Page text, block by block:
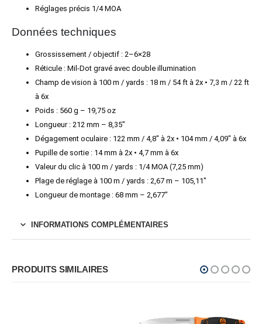
Réglages précis 1/4 MOA
Données techniques
Grossissement / objectif : 2–6×28
Réticule : Mil-Dot gravé avec double illumination
Champ de vision à 100 m / yards : 18 m / 54 ft à 2x • 7,3 m / 22 ft
à 6x
Poids : 560 g – 19,75 oz
Longueur : 212 mm – 8,35″
Dégagement oculaire : 122 mm / 4,8″ à 2x • 104 mm / 4,09″ à 6x
Pupille de sortie : 14 mm à 2x • 4,7 mm à 6x
Valeur du clic à 100 m / yards : 1/4 MOA (7,25 mm)
Plage de réglage à 100 m / yards : 2,67 m – 105,11″
Longueur de montage : 68 mm – 2,677″
INFORMATIONS COMPLÉMENTAIRES
PRODUITS SIMILAIRES